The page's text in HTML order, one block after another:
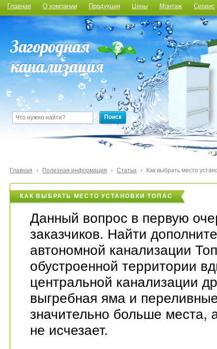
Главная О компании Продукция Цены Монтаж Сервис
Поиск
Главная › Полезная информация › Статьи › Как выбрать место
КАК ВЫБРАТЬ МЕСТО УСТАНОВКИ ТОПАС
Данный вопрос в первую
заказчиков. Найти
автономной канализации
обустроенной территории
центральной канализации
выгребная яма и
значительно больше места,
не исчезает.